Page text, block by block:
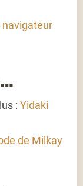
navigateur
:Yidaki
de Milkay